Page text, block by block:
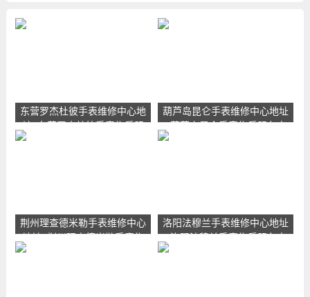
东营罗杰杜彼手表维修中心地
址_东营罗杰杜彼手表售后服
葫芦岛昆仑手表维修中心地址
_葫芦岛昆仑手表售后服务点
荆州理查德米勒手表维修中心
地址_荆州理查德米勒手表售
洛阳法穆兰手表维修中心地址
_洛阳法穆兰手表售后服务点